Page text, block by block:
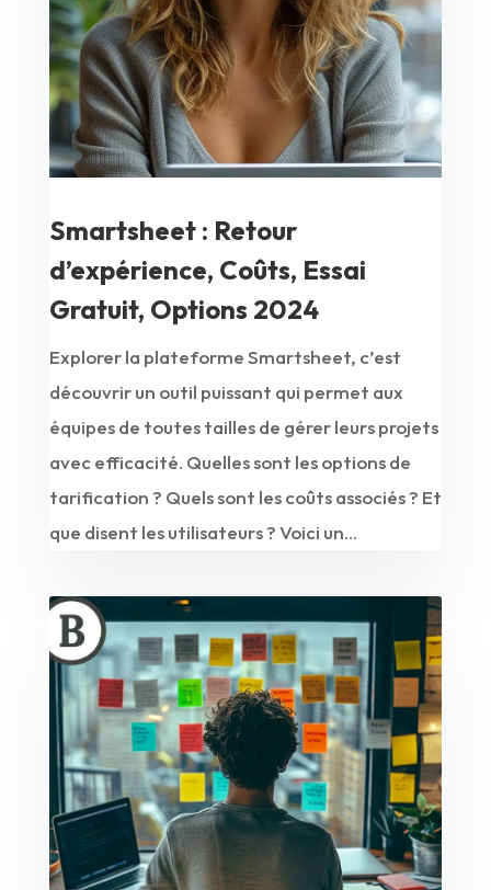
Smartsheet : Retour
d’expérience, Coûts, Essai
Gratuit, Options 2024
Explorer la plateforme Smartsheet, c’est
découvrir un outil puissant qui permet aux
équipes de toutes tailles de gérer leurs projets
avec efficacité. Quelles sont les options de
tarification ? Quels sont les coûts associés ? Et
que disent les utilisateurs ? Voici un...